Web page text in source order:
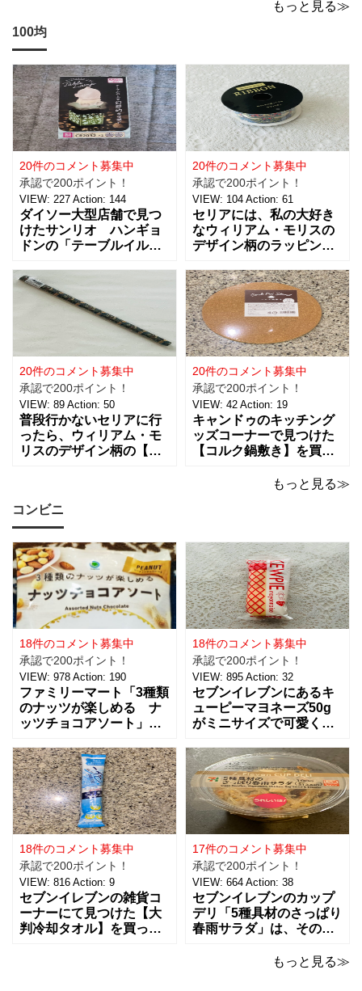
もっと見る≫
100均
20件のコメント募集中
承認で200ポイント！
VIEW: 227 Action: 144
ダイソー大型店舗で見つ
けたサンリオ ハンギョ
ドンの「テーブルイルミ
円を買ってきました。 パ
ーティーのテーブルデコ
レーションやおやすみ前
のリラックスタイムに良
さそうな商品で、あの
「ハンギョドン」がデザ
インされたライトは、
20件のコメント募集中
承認で200ポイント！
VIEW: 104 Action: 61
セリアには、私の大好き
なウィリアム・モリスの
デザイン柄のラッピング
です！【サテンリボンマ
スターピースコレクショ
ン/WM】もとっても素敵
なので、紹介しますね。
サテンリボンの材質は、
ポリエステル。サイズ
は、約幅30㎜ x
20件のコメント募集中
承認で200ポイント！
VIEW: 89 Action: 50
普段行かないセリアに行
ったら、ウィリアム・モ
リスのデザイン柄の【包
いました。買えないと思
っていたので嬉しい。 サ
イズは、約幅760㎜ x 高
さ530㎜。2枚入っている
ので
20件のコメント募集中
承認で200ポイント！
VIEW: 42 Action: 19
キャンドゥのキッチング
ッズコーナーで見つけた
【コルク鍋敷き】を買っ
ている鍋敷きは木製のも
に100円ショップの100円
商品にはなかったため、
こちらのコル
もっと見る≫
コンビニ
18件のコメント募集中
承認で200ポイント！
VIEW: 978 Action: 190
ファミリーマート「3種類
のナッツが楽しめる ナ
ッツチョコアソート」を
て、ワインに合わせた
り、ちょっとした休憩時
間にもおすすめ！！ 税込
238円で、３種類（アー
モンド、ピーナッツ、ヘ
ーゼルナッツ）×４個ずつ
入ったチョコアソ
18件のコメント募集中
承認で200ポイント！
VIEW: 895 Action: 32
セブンイレブンにあるキ
ューピーマヨネーズ50g
がミニサイズで可愛く
した。 お味は容器が小さ
くなっただけで、定番と
同じ味で美味しいです。
マヨネーズは好みがそれ
ぞれあるようなのですけ
ど、私はキューピー派。
ただここ最近は健
18件のコメント募集中
承認で200ポイント！
VIEW: 816 Action: 9
セブンイレブンの雑貨コ
ーナーにて見つけた【大
判冷却タオル】を買って
17件のコメント募集中
承認で200ポイント！
VIEW: 664 Action: 38
セブンイレブンのカップ
デリ「5種具材のさっぱり
春雨サラダ」は、その名
わいで、食欲がないとき
もっと見る≫